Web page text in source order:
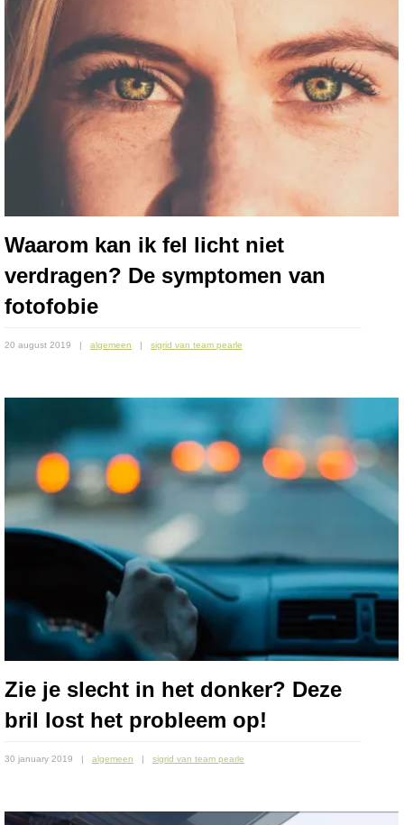
Waarom kan ik fel licht niet
verdragen? De symptomen van
fotofobie
20 august 2019 algemeen sigrid van team pearle
Zie je slecht in het donker? Deze
bril lost het probleem op!
30 january 2019 algemeen sigrid van team pearle